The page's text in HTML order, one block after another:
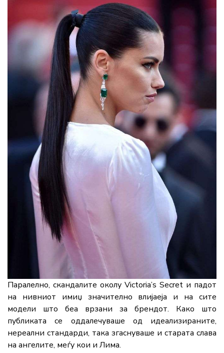
Паралелно, скандалите околу Victoria’s Secret и падот
на нивниот имиџ значително влијаеја и на сите
модели што беа врзани за брендот. Како што
публиката се оддалечуваше од идеализираните,
нереални стандарди, така згаснуваше и старата слава
на ангелите, меѓу кои и Лима.